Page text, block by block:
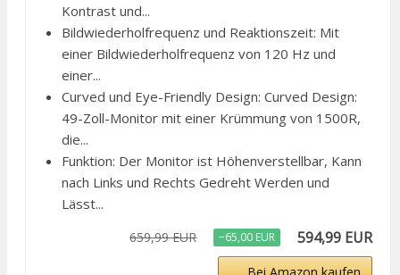
Kontrast und...
Bildwiederholfrequenz und Reaktionszeit: Mit
einer Bildwiederholfrequenz von 120 Hz und
einer...
Curved und Eye-Friendly Design: Curved Design:
49-Zoll-Monitor mit einer Krümmung von 1500R,
die...
Funktion: Der Monitor ist Höhenverstellbar, Kann
nach Links und Rechts Gedreht Werden und
Lässt...
659,99 EUR −65,00 EUR 594,99 EUR